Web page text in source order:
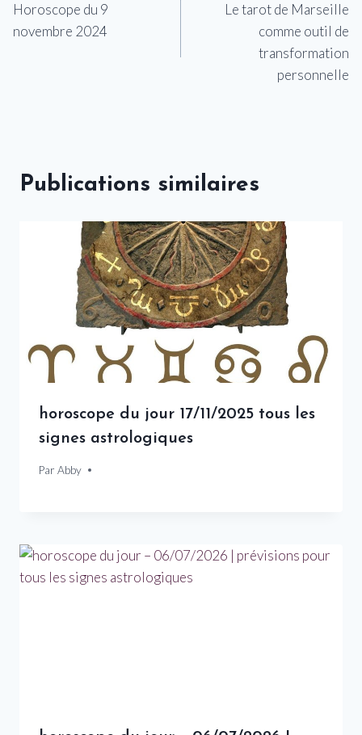
de
Horoscope du 9
novembre 2024
Le tarot de Marseille
comme outil de
transformation
personnelle
Publications similaires
horoscope du jour 17/11/2025 tous les
signes astrologiques
Par Abby
17 novembre 2025